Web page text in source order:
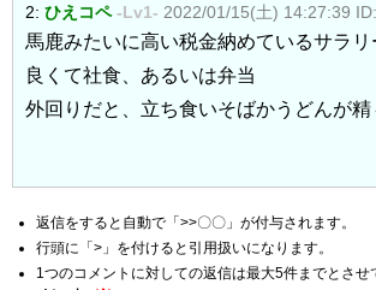
2: ひえコペ -Lv1- 2022/01/15(土) 14:27:39
馬鹿みたいに高い税金納めているサラリ
良くて社食、あるいは弁当
外回りだと、立ち食いそばかうどんが
返信をすると自動で「>>〇〇」が付与されます。
行頭に「>」を付けると引用扱いになります。
1つのコメントに対しての返信は最大5件までとさせ